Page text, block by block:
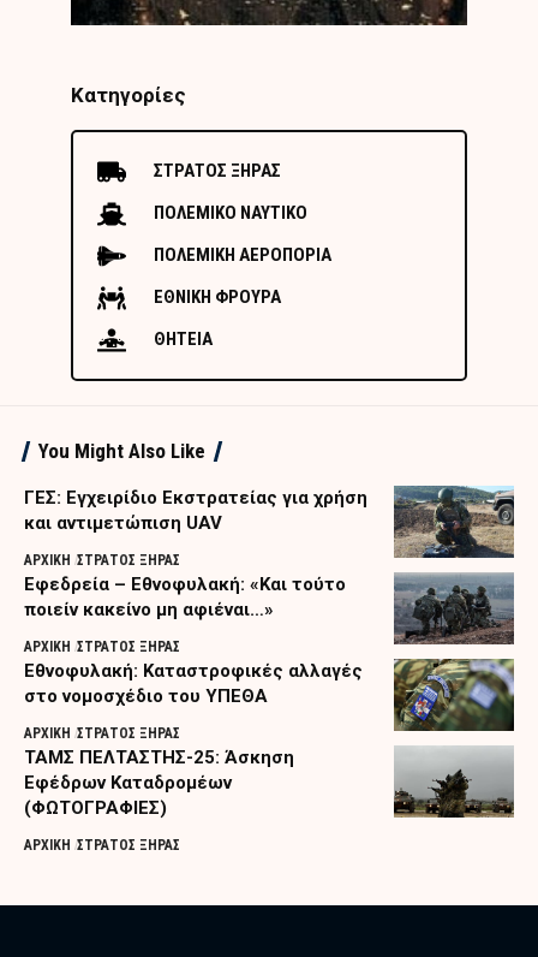
Κατηγορίες
ΣΤΡΑΤΟΣ ΞΗΡΑΣ
ΠΟΛΕΜΙΚΟ ΝΑΥΤΙΚΟ
ΠΟΛΕΜΙΚΗ ΑΕΡΟΠΟΡΙΑ
ΕΘΝΙΚΗ ΦΡΟΥΡΑ
ΘΗΤΕΙΑ
You Might Also Like
ΓΕΣ: Εγχειρίδιο Εκστρατείας για χρήση
και αντιμετώπιση UAV
ΑΡΧΙΚΗ ΣΤΡΑΤΟΣ ΞΗΡΑΣ
Εφεδρεία – Εθνοφυλακή: «Και τούτο
ποιείν κακείνο μη αφιέναι…»
ΑΡΧΙΚΗ ΣΤΡΑΤΟΣ ΞΗΡΑΣ
Εθνοφυλακή: Καταστροφικές αλλαγές
στο νομοσχέδιο του ΥΠΕΘΑ
ΑΡΧΙΚΗ ΣΤΡΑΤΟΣ ΞΗΡΑΣ
ΤΑΜΣ ΠΕΛΤΑΣΤΗΣ-25: Άσκηση
Εφέδρων Καταδρομέων
(ΦΩΤΟΓΡΑΦΙΕΣ)
ΑΡΧΙΚΗ ΣΤΡΑΤΟΣ ΞΗΡΑΣ